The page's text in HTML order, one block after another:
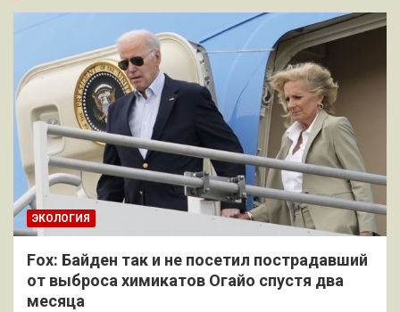
ЭКОЛОГИЯ
Fox: Байден так и не посетил пострадавший
от выброса химикатов Огайо спустя два
месяца